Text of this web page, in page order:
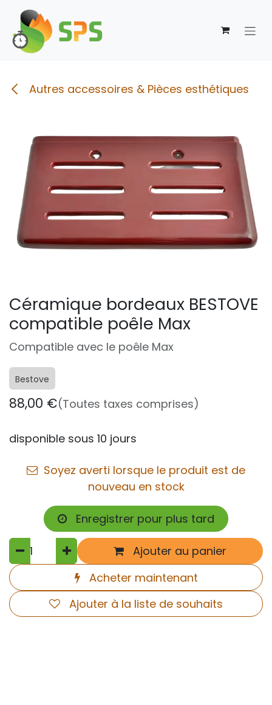
Se rendre au contenu
Autres accessoires & Pièces esthétiques
Céramique bordeaux BESTOVE
compatible poêle Max
Compatible avec le poêle Max
Bestove
88,00 €(Toutes taxes comprises)
disponible sous 10 jours
Soyez averti lorsque le produit est de
nouveau en stock
Enregistrer pour plus tard
Ajouter au panier
Acheter maintenant
Ajouter à la liste de souhaits